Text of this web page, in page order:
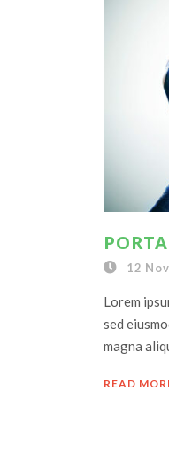
12
Lorem
sed
magna
READ